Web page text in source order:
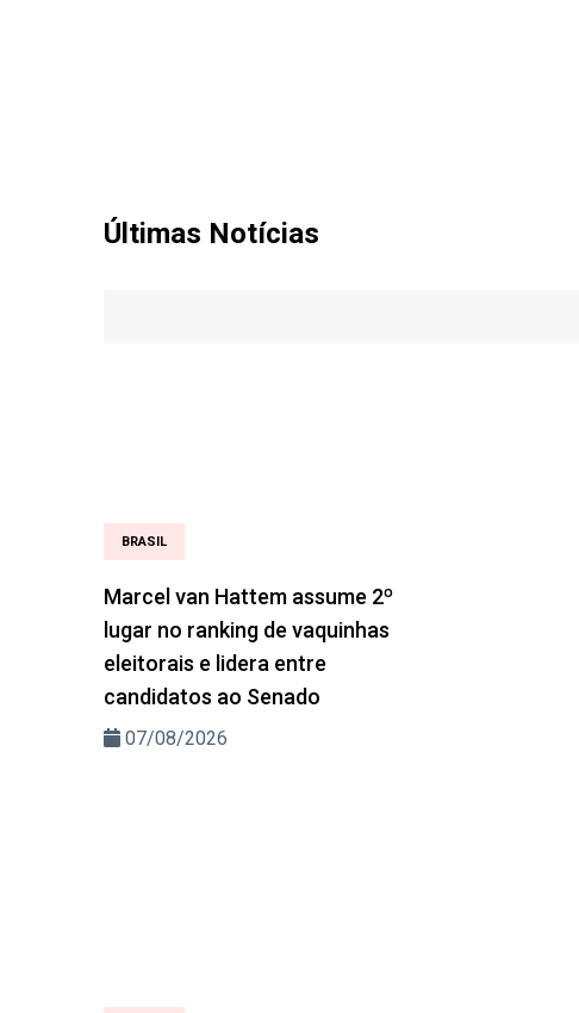
Últimas Notícias
BRASIL
Marcel van Hattem assume 2º
lugar no ranking de vaquinhas
eleitorais e lidera entre
candidatos ao Senado
07/08/2026